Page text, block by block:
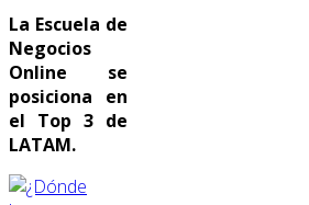
La Escuela de
Negocios
Online se
posiciona en
el Top 3 de
LATAM.